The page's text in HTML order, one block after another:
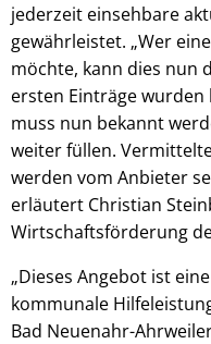
jederzeit einsehbare
gewährleistet. „Wer
möchte, kann dies nun
ersten Einträge
muss nun bekannt
weiter füllen.
werden vom Anbieter
erläutert Christian
Wirtschaftsförderung
„Dieses Angebot ist
kommunale
Bad Neuenahr-